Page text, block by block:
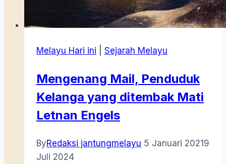
Melayu Hari ini Sejarah Melayu
Mengenang Mail, Penduduk
Kelanga yang ditembak Mati
Letnan Engels
ByRedaksi jantungmelayu 5 Januari 20219
Juli 2024